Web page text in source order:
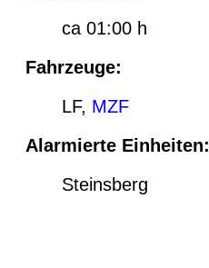
ca 01:00 h
Fahrzeuge:
LF, MZF
Alarmierte Einheiten:
Steinsberg